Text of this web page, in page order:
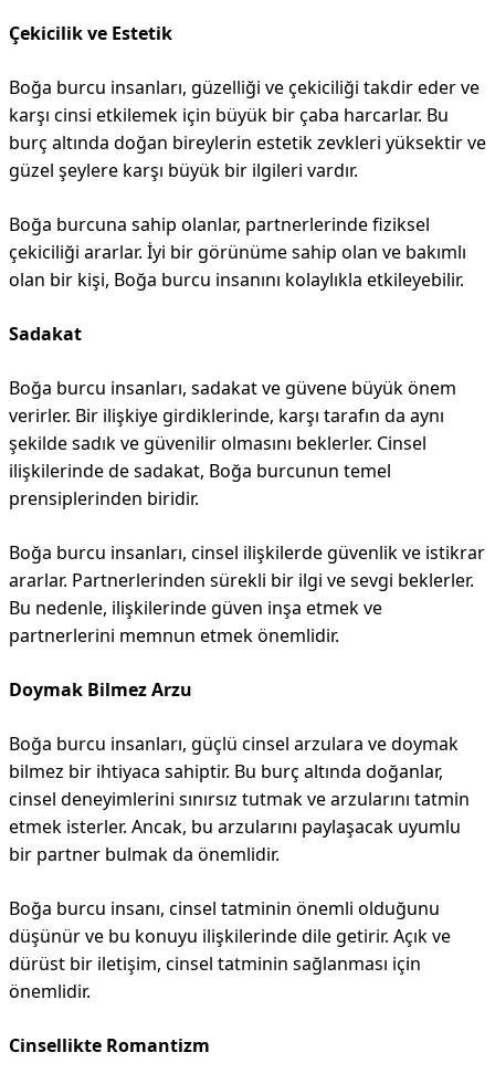
Çekicilik ve Estetik
Boğa burcu insanları, güzelliği ve çekiciliği takdir eder ve
karşı cinsi etkilemek için büyük bir çaba harcarlar. Bu
burç altında doğan bireylerin estetik zevkleri yüksektir ve
güzel şeylere karşı büyük bir ilgileri vardır.
Boğa burcuna sahip olanlar, partnerlerinde fiziksel
çekiciliği ararlar. İyi bir görünüme sahip olan ve bakımlı
olan bir kişi, Boğa burcu insanını kolaylıkla etkileyebilir.
Sadakat
Boğa burcu insanları, sadakat ve güvene büyük önem
verirler. Bir ilişkiye girdiklerinde, karşı tarafın da aynı
şekilde sadık ve güvenilir olmasını beklerler. Cinsel
ilişkilerinde de sadakat, Boğa burcunun temel
prensiplerinden biridir.
Boğa burcu insanları, cinsel ilişkilerde güvenlik ve istikrar
ararlar. Partnerlerinden sürekli bir ilgi ve sevgi beklerler.
Bu nedenle, ilişkilerinde güven inşa etmek ve
partnerlerini memnun etmek önemlidir.
Doymak Bilmez Arzu
Boğa burcu insanları, güçlü cinsel arzulara ve doymak
bilmez bir ihtiyaca sahiptir. Bu burç altında doğanlar,
cinsel deneyimlerini sınırsız tutmak ve arzularını tatmin
etmek isterler. Ancak, bu arzularını paylaşacak uyumlu
bir partner bulmak da önemlidir.
Boğa burcu insanı, cinsel tatminin önemli olduğunu
düşünür ve bu konuyu ilişkilerinde dile getirir. Açık ve
dürüst bir iletişim, cinsel tatminin sağlanması için
önemlidir.
Cinsellikte Romantizm